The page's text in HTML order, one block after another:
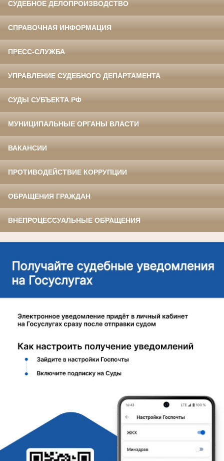
СУДЕБНОЕ ДЕЛОПРОИЗВОДСТВО
СПРАВОЧНАЯ ИНФОРМАЦИЯ
ПРЕСС-СЛУЖБА
УПРАВЛЕНИЕ СУДЕБНОГО ДЕПАРТАМЕНТА
СУДЫ СУБЪЕКТА РФ
МУНИЦИПАЛЬНЫЕ ОРГАНЫ ВЛАСТИ
ВАКАНСИИ
ПРОТИВОДЕЙСТВИЕ КОРРУПЦИИ
ОБРАЩЕНИЯ ГРАЖДАН
ВНЕПРОЦЕССУАЛЬНЫЕ ОБРАЩЕНИЯ